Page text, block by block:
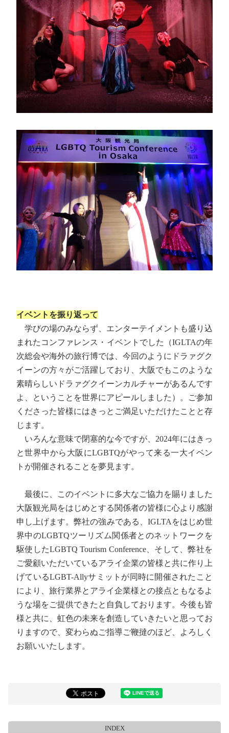
イベントを振り返って
学びの場のみならず、エンターテイメントも盛り込
まれたコンファレンス・イベントでした（IGLTAの年
次総会や海外の旅行博では、今回のようにドラァグク
イーンの方々がご活躍しており、大阪でもこのような
素晴らしいドラァグクイーンカルチャーがあるんです
よ、ということを世界にアピールしました）。ご参加
くださった皆様にはきっとご満足いただけたことと存
じます。
いろんな意味で閉塞的な今ですが、2024年にはきっ
と世界中から大阪にLGBTQがやって来る一大イベン
トが開催されることを夢見ます。
最後に、このイベントに多大なご協力を賜りました
大阪観光局をはじめとする関係者の皆様に心より感謝
申し上げます。弊社の強みである、IGLTAをはじめ世
界中のLGBTQツーリズム関係者とのネットワークを
駆使したLGBTQ Tourism Conference、そして、弊社を
ご愛顧いただいているアライ企業の皆様と共に作り上
げているLGBT-Allyサミットが同時に開催されたこと
により、旅行業界とアライ企業様との接点ともなるよ
うな場をご提供できたと自負しております。今後も皆
様と共に、虹色の未来を創造していきたいと思ってお
りますので、変わらぬご指導ご鞭撻のほど、よろしく
お願いいたします。
INDEX